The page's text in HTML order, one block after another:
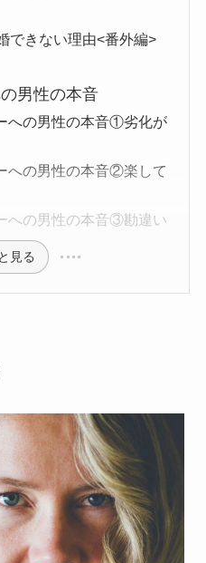
できない理由<番外編>
男性の本音
への男性の本音①劣化が
への男性の本音②楽して
への男性の本音③勘違い
見る